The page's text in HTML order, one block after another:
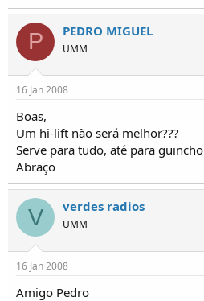
P PEDRO MIGUEL
UMM
16 Jan 2008
Boas,
Um hi-lift não será melhor???
Serve para tudo, até para guincho
Abraço
V verdes radios
UMM
16 Jan 2008
Amigo Pedro